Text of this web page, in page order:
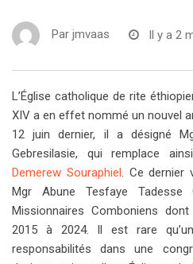
Par jmvaas Il y a 2
L’Église catholique de rite
XIV a en effet nommé un nouvel
12 juin dernier, il a désigné
Gebresilasie, qui remplace
Demerew Souraphiel. Ce dernier
Mgr Abune Tesfaye
Missionnaires Comboniens
2015 à 2024. Il est rare
responsabilités dans une